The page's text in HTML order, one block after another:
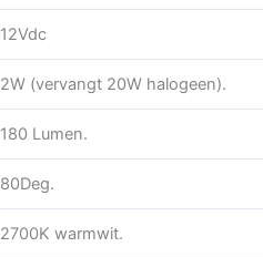
12Vdc
2W (vervangt 20W halogeen).
180 Lumen.
80Deg.
2700K warmwit.